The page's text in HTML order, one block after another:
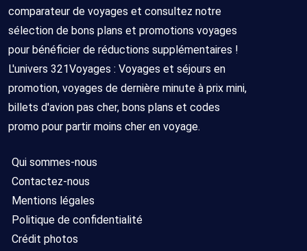
comparateur de voyages et consultez notre
sélection de bons plans et promotions voyages
pour bénéficier de réductions supplémentaires !
L'univers 321Voyages : Voyages et séjours en
promotion, voyages de dernière minute à prix mini,
billets d'avion pas cher, bons plans et codes
promo pour partir moins cher en voyage.
Qui sommes-nous
Contactez-nous
Mentions légales
Politique de confidentialité
Crédit photos